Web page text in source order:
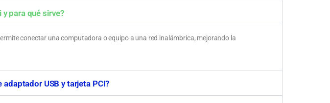
para qué sirve?
conectar una computadora o equipo a una red inalámbrica, mejorando la
USB y tarjeta PCI?